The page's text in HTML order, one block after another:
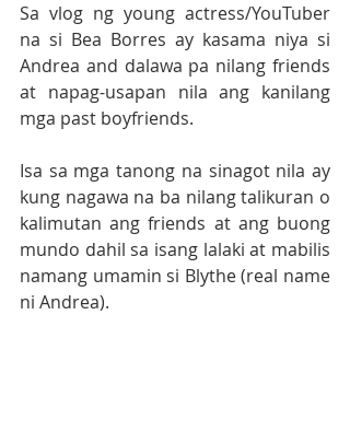
Sa vlog ng young actress/YouTuber
na si Bea Borres ay kasama niya si
Andrea and dalawa pa nilang friends
at napag-usapan nila ang kanilang
mga past boyfriends.
Isa sa mga tanong na sinagot nila ay
kung nagawa na ba nilang talikuran o
kalimutan ang friends at ang buong
mundo dahil sa isang lalaki at mabilis
namang umamin si Blythe (real name
ni Andrea).